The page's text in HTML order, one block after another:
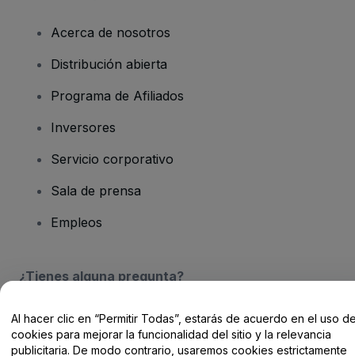
Acerca de nosotros
Distribución abierta
Programa de Afiliados
Inversores
Servicio corporativo
Sala de prensa
Empleos
¿Tienes alguna pregunta?
Centro de Ayuda / Contacto
Al hacer clic en “Permitir Todas”, estarás de acuerdo en el uso
cookies para mejorar la funcionalidad del sitio y la relevancia
publicitaria. De modo contrario, usaremos cookies estrictamente